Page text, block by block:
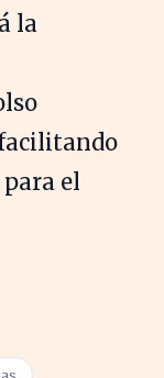
la
el